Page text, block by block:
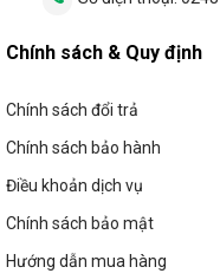
Chính sách & Quy định
Chính sách đổi trả
Chính sách bảo hành
Điều khoản dịch vụ
Chính sách bảo mật
Hướng dẫn mua hàng